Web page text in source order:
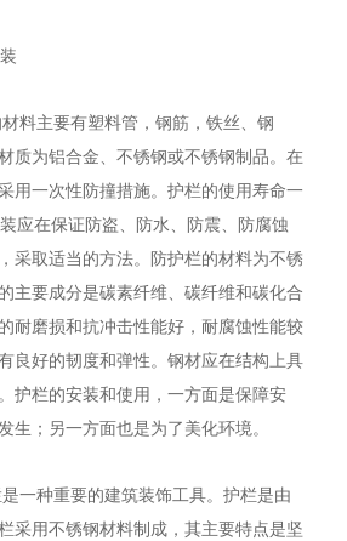
材料主要有塑料管，钢筋，铁丝、钢
质为铝合金、不锈钢或不锈钢制品。在
用一次性防撞措施。护栏的使用寿命一
应在保证防盗、防水、防震、防腐蚀
采取适当的方法。防护栏的材料为不锈
主要成分是碳素纤维、碳纤维和碳化合
耐磨损和抗冲击性能好，耐腐蚀性能较
良好的韧度和弹性。钢材应在结构上具
护栏的安装和使用，一方面是保障安
生；另一方面也是为了美化环境。
是一种重要的建筑装饰工具。护栏是由
采用不锈钢材料制成，其主要特点是坚